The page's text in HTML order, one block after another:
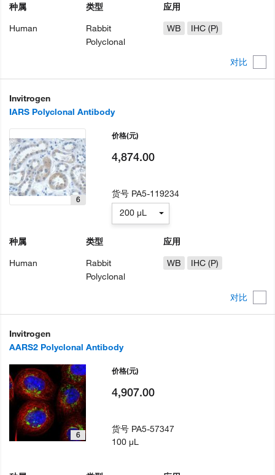
对比
种属
Human
类型
Rabbit
Polyclonal
应用
WB
IHC (P)
Invitrogen
IARS Polyclonal Antibody
对比
6
种属
Human
类型
Rabbit
Polyclonal
应用
WB
IHC (P)
价格(元)
4,874.00
货号 PA5-119234
200 µL
Invitrogen
AARS2 Polyclonal Antibody
6
价格(元)
4,907.00
货号 PA5-57347
100 µL